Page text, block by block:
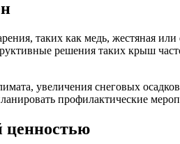
таких как медь, жестяная
решения таких крыш
увеличения снеговых
профилактические
ценностью